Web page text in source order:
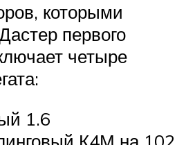
которыми
первого
четыре
1.6